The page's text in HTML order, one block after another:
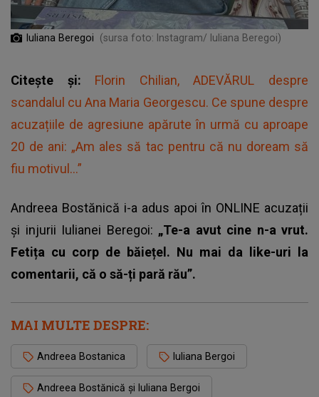
Iuliana Beregoi (sursa foto: Instagram/ Iuliana Beregoi)
Citește și: Florin Chilian, ADEVĂRUL despre
scandalul cu Ana Maria Georgescu. Ce spune despre
acuzațiile de agresiune apărute în urmă cu aproape
20 de ani: „Am ales să tac pentru că nu doream să
fiu motivul...”
Andreea Bostănică i-a adus apoi în ONLINE acuzații
și injurii Iulianei Beregoi: „Te-a avut cine n-a vrut.
Fetița cu corp de băiețel. Nu mai da like-uri la
comentarii, că o să-ți pară rău”.
MAI MULTE DESPRE:
Andreea Bostanica Iuliana Bergoi
Andreea Bostănică și Iuliana Bergoi